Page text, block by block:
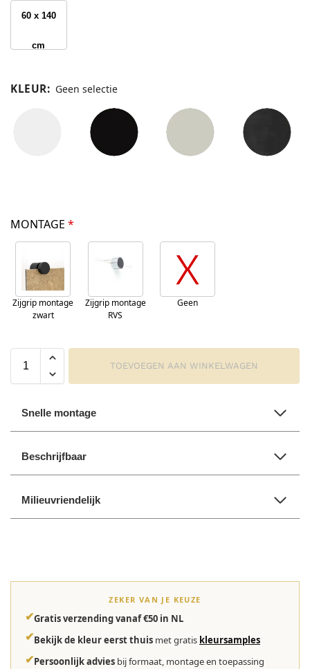
60 x 140
cm
KLEUR: Geen selectie
MONTAGE *
Zijgrip montage
zwart
Zijgrip montage
RVS
Geen
TOEVOEGEN AAN WINKELWAGEN
Snelle montage
Beschrijfbaar
Milieuvriendelijk
ZEKER VAN JE KEUZE
✔Gratis verzending vanaf €50 in NL
✔Bekijk de kleur eerst thuis met gratis kleursamples
✔Persoonlijk advies bij formaat, montage en toepassing